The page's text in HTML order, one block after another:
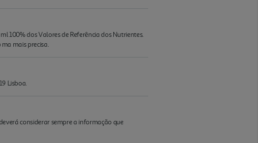
100% dos Valores de Referência dos Nutrientes.
mais precisa.
Lisboa.
considerar sempre a informação que